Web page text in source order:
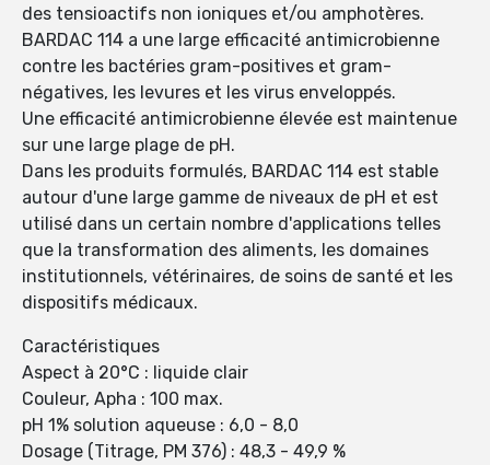
des tensioactifs non ioniques et/ou amphotères.
BARDAC 114 a une large efficacité antimicrobienne
contre les bactéries gram-positives et gram-
négatives, les levures et les virus enveloppés.
Une efficacité antimicrobienne élevée est maintenue
sur une large plage de pH.
Dans les produits formulés, BARDAC 114 est stable
autour d'une large gamme de niveaux de pH et est
utilisé dans un certain nombre d'applications telles
que la transformation des aliments, les domaines
institutionnels, vétérinaires, de soins de santé et les
dispositifs médicaux.
Caractéristiques
Aspect à 20°C : liquide clair
Couleur, Apha : 100 max.
pH 1% solution aqueuse : 6,0 - 8,0
Dosage (Titrage, PM 376) : 48,3 - 49,9 %